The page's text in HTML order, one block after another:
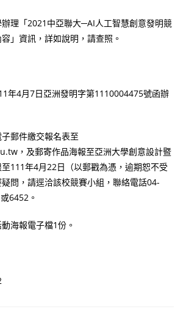
理「2021中亞聯大─AI人工智慧創意發明競
」資訊，詳如說明，請查照。
年4月7日亞洲發明字第1110004475號函辦
郵件繳交報名表至
，及郵寄作品海報至亞洲大學創意設計暨
111年4月22日（以郵戳為憑，逾期恕不受
問，請逕洽該校競賽小組，聯絡電話04-
6452。
海報電子檔1份。